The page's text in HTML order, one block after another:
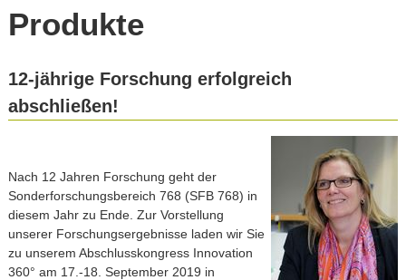
Produkte
12-jährige Forschung erfolgreich
abschließen!
Nach 12 Jahren Forschung geht der
Sonderforschungsbereich 768 (SFB 768) in
diesem Jahr zu Ende. Zur Vorstellung
unserer Forschungsergebnisse laden wir Sie
zu unserem Abschlusskongress Innovation
360° am 17.-18. September 2019 in